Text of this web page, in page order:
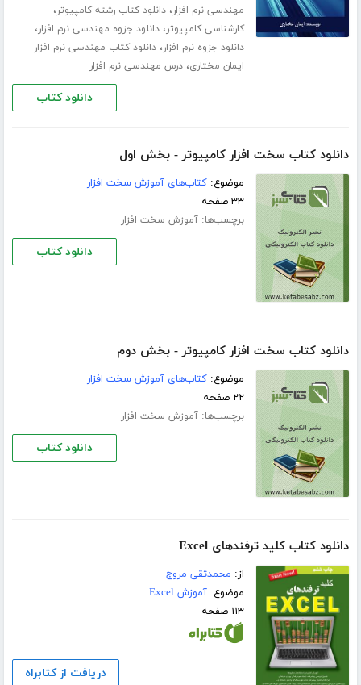
مهندسی نرم افزار،دانلود کتاب رشته کامپیوتر،
کارشناسی کامپیوتر،دانلود جزوه مهندسی نرم افزار،
دانلود جزوه نرم افزار،دانلود کتاب مهندسی نرم افزار
ایمان مختاری،درس مهندسی نرم افزار
دانلود کتاب
دانلود کتاب سخت افزار کامپیوتر - بخش اول
موضوع:کتاب‌های آموزش سخت افزار
۳۳ صفحه
برچسب‌ها:آموزش سخت افزار
دانلود کتاب
دانلود کتاب سخت افزار کامپیوتر - بخش دوم
موضوع:کتاب‌های آموزش سخت افزار
۲۲ صفحه
برچسب‌ها:آموزش سخت افزار
دانلود کتاب
دانلود کتاب کلید ترفندهای Excel
از: محمدتقی مروج
موضوع:آموزش Excel
۱۱۳ صفحه
دریافت از کتابراه